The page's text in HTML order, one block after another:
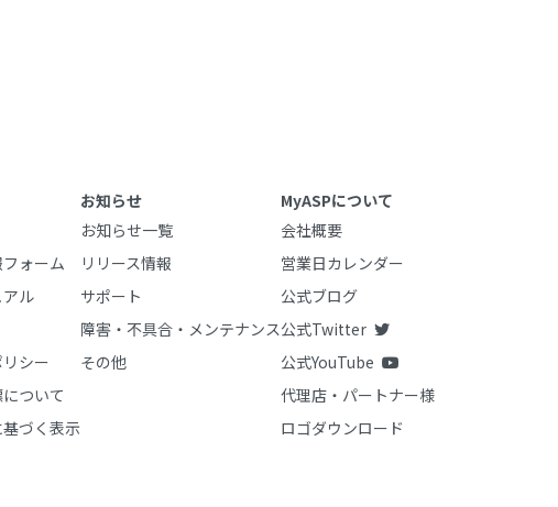
ォーム
ル
シー
ついて
づく表示
お知らせ
お知らせ一覧
リリース情報
サポート
障害・不具合・メンテナンス
その他
MyASPについて
会社概要
営業日カレンダー
公式ブログ
公式Twitter
公式YouTube
代理店・パートナー様
ロゴダウンロード